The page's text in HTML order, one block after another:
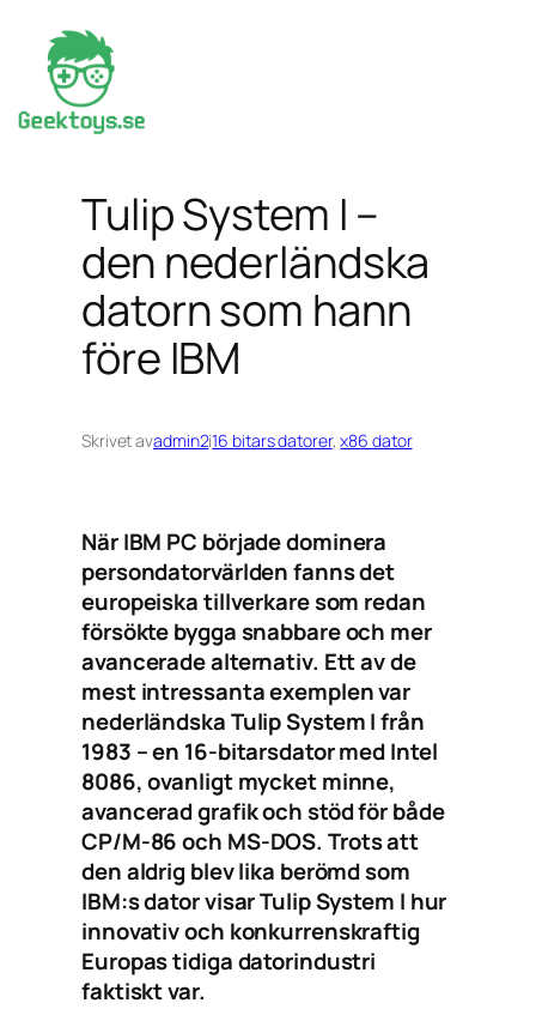
Hoppa
innehåll
Tulip System I –
den nederländska
datorn som hann
före IBM
Skrivet avadmin2i16 bitars datorer, x86 dator
När IBM PC började dominera
persondatorvärlden fanns det
europeiska tillverkare som redan
försökte bygga snabbare och mer
avancerade alternativ. Ett av de
mest intressanta exemplen var
nederländska Tulip System I från
1983 – en 16-bitarsdator med Intel
8086, ovanligt mycket minne,
avancerad grafik och stöd för både
CP/M-86 och MS-DOS. Trots att
den aldrig blev lika berömd som
IBM:s dator visar Tulip System I hur
innovativ och konkurrenskraftig
Europas tidiga datorindustri
faktiskt var.